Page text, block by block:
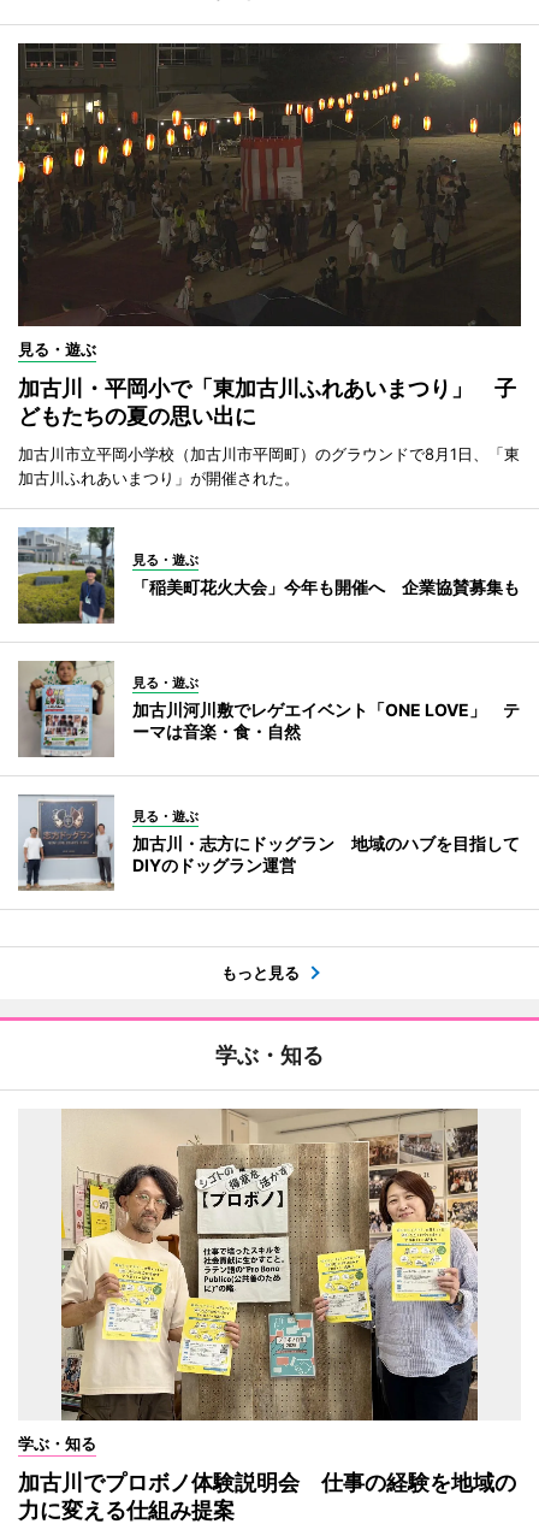
見る・遊ぶ
加古川・平岡小で「東加古川ふれあいまつり」 子
どもたちの夏の思い出に
加古川市立平岡小学校（加古川市平岡町）のグラウンドで8月1日、「東
加古川ふれあいまつり」が開催された。
見る・遊ぶ
「稲美町花火大会」今年も開催へ 企業協賛募集も
見る・遊ぶ
加古川河川敷でレゲエイベント「ONE LOVE」 テ
ーマは音楽・食・自然
見る・遊ぶ
加古川・志方にドッグラン 地域のハブを目指して
DIYのドッグラン運営
もっと見る
学ぶ・知る
学ぶ・知る
加古川でプロボノ体験説明会 仕事の経験を地域の
力に変える仕組み提案